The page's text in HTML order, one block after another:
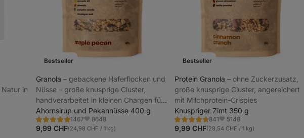
in
Bestseller
Granola ⁠–⁠ gebackene Haferflocken und
Nüsse – große knusprige Cluster,
handverarbeitet in kleinen Chargen für
maximale Frische, gluten- und
zuckerfrei
Ahornsirup und Pekannüsse 400 g
1467
Bewertung
4.8/5,
1467
Favoriten
8648
9,99 CHF(24,98 CHF / 1 kg)
Bestseller
Protein Granola ⁠–⁠ ohne Zuckerzusatz,
große knusprige Cluster, angereichert
mit Milchprotein-Crispies
Knuspriger Zimt 350 g
841
Bewertung
4.7/5,
841
Favoriten
5148
9,99 CHF(28,54 CHF / 1 kg)